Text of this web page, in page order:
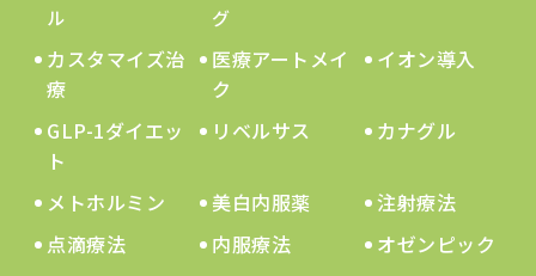
ル
グ
カスタマイズ治
療
医療アートメイ
ク
イオン導入
GLP-1ダイエッ
ト
リベルサス カナグル
メトホルミン 美白内服薬
注射療法
点滴療法
内服療法
オゼンピック